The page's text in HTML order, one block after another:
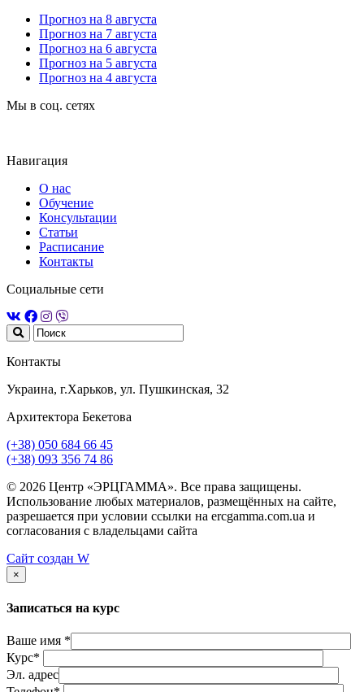
Прогноз на 8 августа
Прогноз на 7 августа
Прогноз на 6 августа
Прогноз на 5 августа
Прогноз на 4 августа
Мы в соц. сетях
Навигация
О нас
Обучение
Консультации
Статьи
Расписание
Контакты
Социальные сети
Контакты
Украина, г.Харьков, ул. Пушкинская, 32
Архитектора Бекетова
(+38) 050 684 66 45
(+38) 093 356 74 86
© 2026 Центр «ЭРЦГАММА». Все права защищены.
Использование любых материалов, размещённых на сайте,
разрешается при условии ссылки на ercgamma.com.ua и
согласования с владельцами сайта
Сайт создан W
×
Записаться на курс
Ваше имя *
Курс*
Эл. адрес